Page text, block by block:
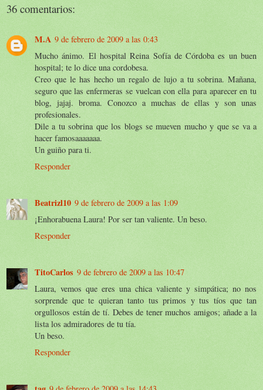
36 comentarios:
M.A 9 de febrero de 2009 a las 0:43
Mucho ánimo. El hospital Reina Sofía de Córdoba es un buen
hospital; te lo dice una cordobesa.
Creo que le has hecho un regalo de lujo a tu sobrina. Mañana,
seguro que las enfermeras se vuelcan con ella para aparecer en tu
blog, jajaj. broma. Conozco a muchas de ellas y son unas
profesionales.
Dile a tu sobrina que los blogs se mueven mucho y que se va a
hacer famosaaaaaaa.
Un guiño para ti.
Responder
Beatrizl10 9 de febrero de 2009 a las 1:09
¡Enhorabuena Laura! Por ser tan valiente. Un beso.
Responder
TitoCarlos 9 de febrero de 2009 a las 10:47
Laura, vemos que eres una chica valiente y simpática; no nos
sorprende que te quieran tanto tus primos y tus tíos que tan
orgullosos están de tí. Debes de tener muchos amigos; añade a la
lista los admiradores de tu tía.
Un beso.
Responder